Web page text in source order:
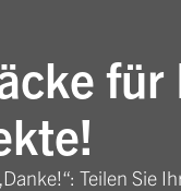
für
Teilen Sie